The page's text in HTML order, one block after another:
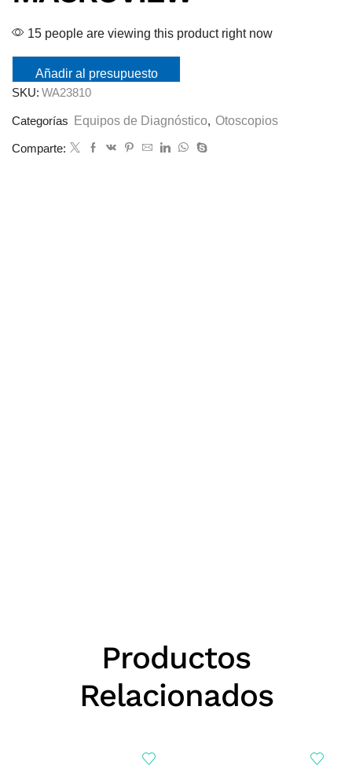
15 people are viewing this product right now
Añadir al presupuesto
SKU: WA23810
Categorías Equipos de Diagnóstico, Otoscopios
Comparte:
Productos
Relacionados